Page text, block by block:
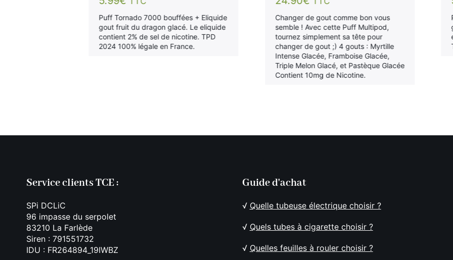
Puff Tornado 7000 bouffées + Eliquide
gout fruit du dragon glacé. Le eliquide
contient 2% de sel de nicotine. TPD
2024 100% légale en France.
Changer de gout comme bon vous
semble ! Avec cette Puff Multipod,
tournez simplement sa tête pour
changer de gout ;) 4 gouts : Myrtille
Intense Glacée, Framboise Glacée,
Triple Melon Glacé, et Pastèque Glacée
Contient 10mg de Nicotine.
Service clients TCE :
SPi DCLiC
96 impasse du serpolet
83210 La Farlède
Siren : 791551732
IDU : FR264894_19IWBZ
Guide d'achat
√ Quelle tubeuse électrique choisir ?
√ Quels tubes à cigarette choisir ?
√ Quelles feuilles à rouler choisir ?